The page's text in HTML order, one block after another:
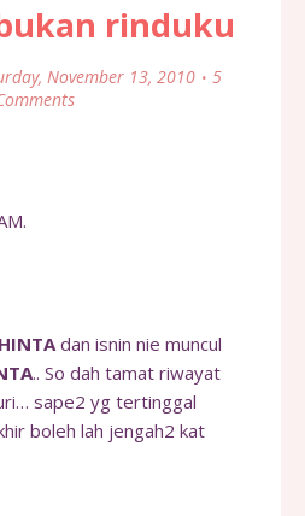
rinduku
November 13, 2010
5
dan isnin nie muncul
.. So dah tamat riwayat
sape2 yg tertinggal
boleh lah jengah2 kat